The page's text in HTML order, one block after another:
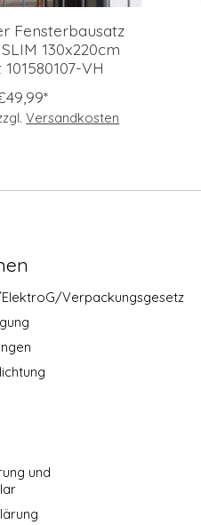
Fensterbausatz
130x220cm
VH
Versandkosten
Verpackungsgesetz
und